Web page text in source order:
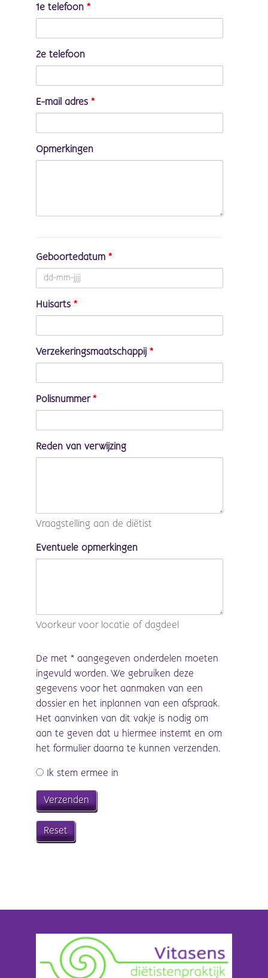
1e telefoon *
2e telefoon
E-mail adres *
Opmerkingen
Geboortedatum *
Huisarts *
Verzekeringsmaatschappij *
Polisnummer *
Reden van verwijzing
Vraagstelling aan de diëtist
Eventuele opmerkingen
Voorkeur voor locatie of dagdeel
De met * aangegeven onderdelen moeten
ingevuld worden. We gebruiken deze
gegevens voor het aanmaken van een
dossier en het inplannen van een afspraak.
Het aanvinken van dit vakje is nodig om
aan te geven dat u hiermee instemt en om
het formulier daarna te kunnen verzenden.
Ingestemd
met
privacy
Ik stem ermee in